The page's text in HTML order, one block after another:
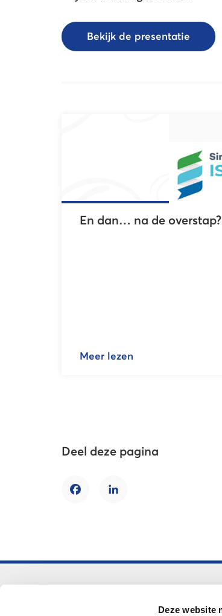
Deze website
Bekijk de presentatie
En dan… na de overstap?
Meer lezen
Deel deze pagina
FacebookLinkedIn